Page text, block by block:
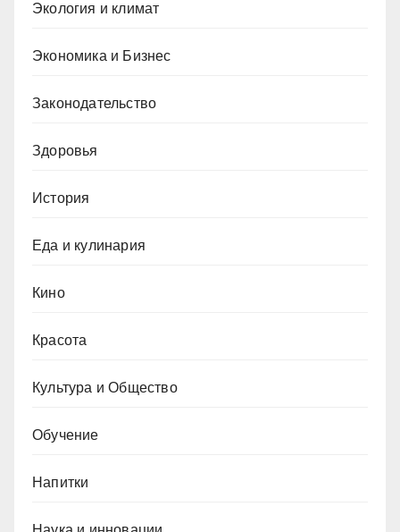
Экология и климат
Экономика и Бизнес
Законодательство
Здоровья
История
Еда и кулинария
Кино
Красота
Культура и Общество
Обучение
Напитки